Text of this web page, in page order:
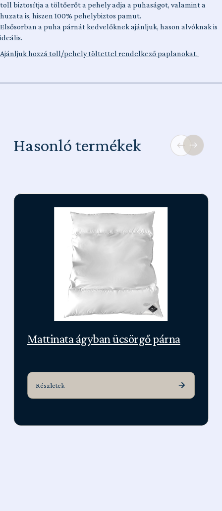
toll biztosítja a töltőerőt a pehely adja a puhaságot, valamint a
huzata is, hiszen 100% pehelybiztos pamut.
Elsősorban a puha párnát kedvelőknek ajánljuk, hason alvóknak is
ideális.
Ajánljuk hozzá toll/pehely töltettel rendelkező paplanokat.
Hasonló termékek
Mattinata ágyban ücsörgő párna
Részletek